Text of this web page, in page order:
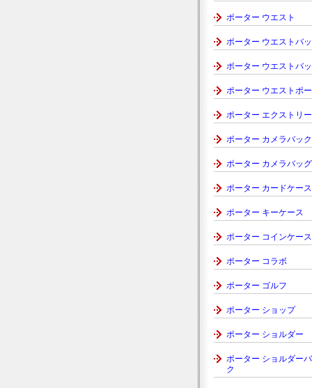
ポーター ウエスト
ポーター ウエストバ
ポーター ウエストバ
ポーター ウエストポ
ポーター エクストリ
ポーター カメラバック
ポーター カメラバッグ
ポーター カードケース
ポーター キーケース
ポーター コインケース
ポーター コラボ
ポーター ゴルフ
ポーター ショップ
ポーター ショルダー
ポーター ショルダー
ク